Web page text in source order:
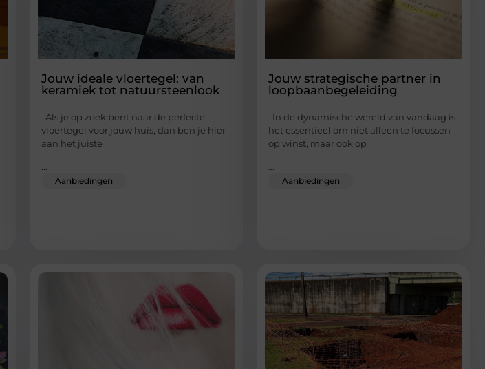
Jouw ideale vloertegel: van
keramiek tot natuursteenlook
Als je op zoek bent naar de perfecte
vloertegel voor jouw huis, dan ben je hier
aan het juiste
Aanbiedingen
Jouw strategische partner in
loopbaanbegeleiding
In de dynamische wereld van vandaag is
het essentieel om niet alleen te focussen
op winst, maar ook op
Aanbiedingen